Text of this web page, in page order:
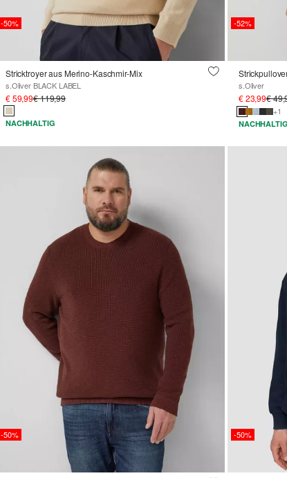
-50%
Stricktroyer aus Merino-Kaschmir-Mix
s.Oliver BLACK LABEL
€ 59,99€ 119,99
NACHHALTIG
-52%
s.Oliver
€ 23,99€
+1
NACHHALTIG
-50% -50%